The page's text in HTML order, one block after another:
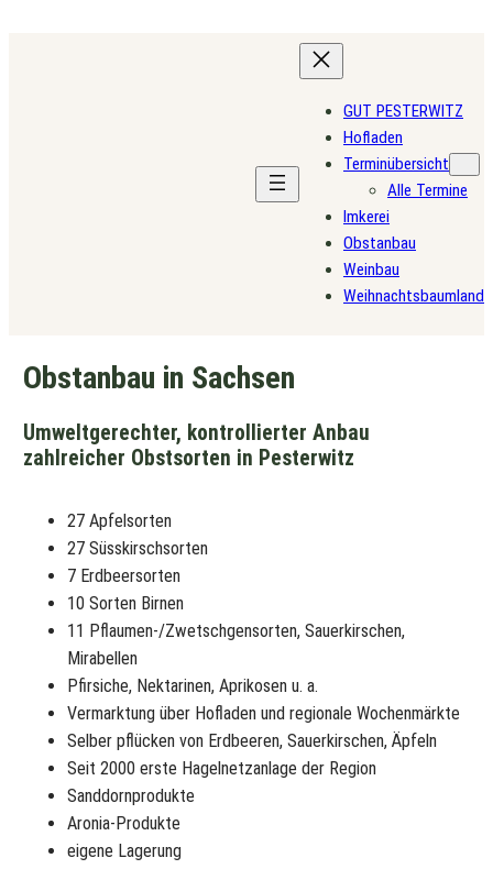
GUT PESTERWITZ
Hofladen
Terminübersicht
Alle Termine
Imkerei
Obstanbau
Weinbau
Weihnachtsbaumland
Obstanbau in Sachsen
Umweltgerechter, kontrollierter Anbau
zahlreicher Obstsorten in Pesterwitz
27 Apfelsorten
27 Süsskirschsorten
7 Erdbeersorten
10 Sorten Birnen
11 Pflaumen-/Zwetschgensorten, Sauerkirschen,
Mirabellen
Pfirsiche, Nektarinen, Aprikosen u. a.
Vermarktung über Hofladen und regionale Wochenmärkte
Selber pflücken von Erdbeeren, Sauerkirschen, Äpfeln
Seit 2000 erste Hagelnetzanlage der Region
Sanddornprodukte
Aronia-Produkte
eigene Lagerung